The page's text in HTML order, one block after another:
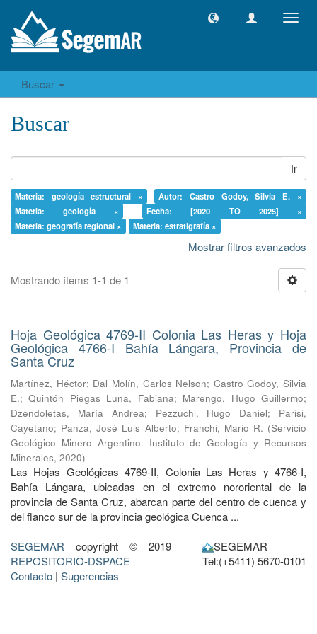
Buscar
Buscar
Ir
Materia: geología estructural ×
Autor: Castro Godoy, Silvia E. ×
Materia: geología ×
Fecha: [2020 TO 2025] ×
Materia: geografía regional ×
Materia: estratigrafía ×
Mostrar filtros avanzados
Mostrando ítems 1-1 de 1
Hoja Geológica 4769-II Colonia Las Heras y Hoja
Geológica 4766-I Bahía Lángara, Provincia de
Santa Cruz
Martínez, Héctor; Dal Molín, Carlos Nelson; Castro Godoy, Silvia
E.;Quintón Piegas Luna, Fabiana; Marengo, Hugo Guillermo;
Dzendoletas, María Andrea; Pezzuchi, Hugo Daniel; Parisi,
Cayetano; Panza, José Luis Alberto; Franchi, Mario R. (Servicio
Geológico Minero Argentino. Instituto de Geología y Recursos
Minerales, 2020)
Las Hojas Geológicas 4769-II, Colonia Las Heras y 4766-I,
Bahía Lángara, ubicadas en el extremo nororiental de la
provincia de Santa Cruz, abarcan parte del centro de cuenca y
del flanco sur de la provincia geológica Cuenca ...
SEGEMAR copyright © 2019
REPOSITORIO-DSPACE
Contacto | Sugerencias
SEGEMAR
Tel:(+5411) 5670-0101